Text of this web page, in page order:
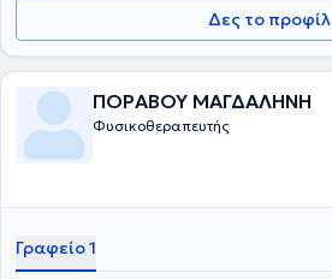
Δες το προφίλ
ΠΟΡΑΒΟΥ ΜΑΓΔΑΛΗΝΗ
Φυσικοθεραπευτής
Γραφείο 1